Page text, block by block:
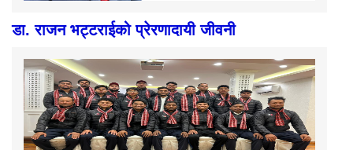
डा. राजन भट्टराईको प्रेरणादायी जीवनी